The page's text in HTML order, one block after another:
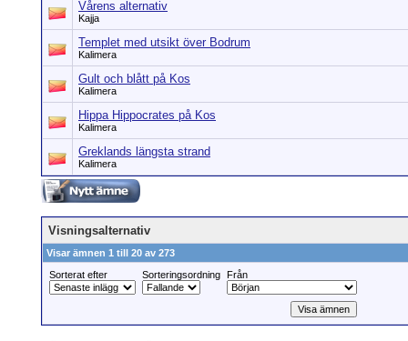
Vårens alternativ
Kajja
Templet med utsikt över Bodrum
Kalimera
Gult och blått på Kos
Kalimera
Hippa Hippocrates på Kos
Kalimera
Greklands längsta strand
Kalimera
Visningsalternativ
Visar ämnen 1 till 20 av 273
Sorterat efter
Sorteringsordning Från